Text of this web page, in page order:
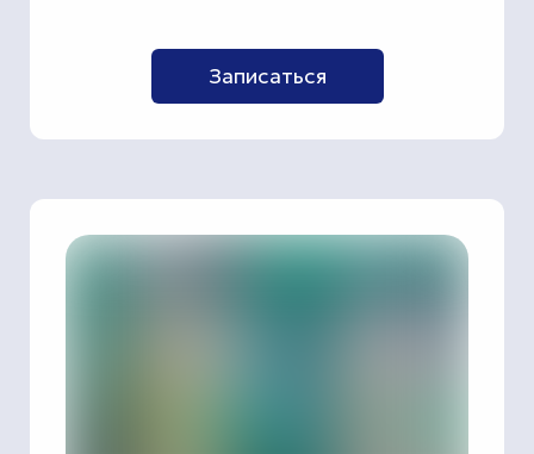
Записаться